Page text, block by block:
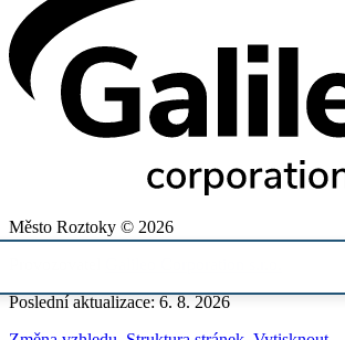
Město Roztoky © 2026
Poslední aktualizace: 6. 8. 2026